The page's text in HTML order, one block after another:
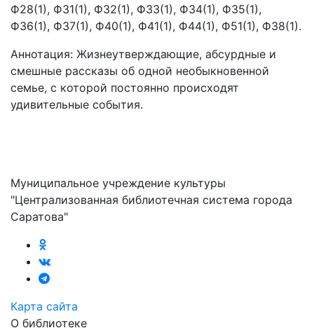
Ф28(1), Ф31(1), Ф32(1), Ф33(1), Ф34(1), Ф35(1),
Ф36(1), Ф37(1), Ф40(1), Ф41(1), Ф44(1), Ф51(1), Ф38(1).
Аннотация: Жизнеутверждающие, абсурдные и
смешные рассказы об одной необыкновенной
семье, с которой постоянно происходят
удивительные события.
Муниципальное учреждение культуры
"Централизованная библиотечная система города
Саратова"
Карта сайта
О библиотеке